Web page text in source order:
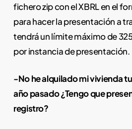
fichero zip con el XBRL en el
para hacer la presentación a
tendrá un límite máximo de
por instancia de presentación.
-No he alquilado mi vivienda
año pasado ¿Tengo que
registro?